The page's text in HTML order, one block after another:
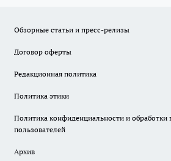
Обзорные статьи и пресс-релизы
Договор оферты
Редакционная политика
Политика этики
Политика конфиденциальности и
пользователей
Архив